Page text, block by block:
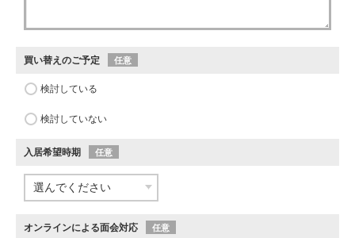
買い替えのご予定 任意
検討している
検討していない
入居希望時期 任意
オンラインによる面会対応 任意